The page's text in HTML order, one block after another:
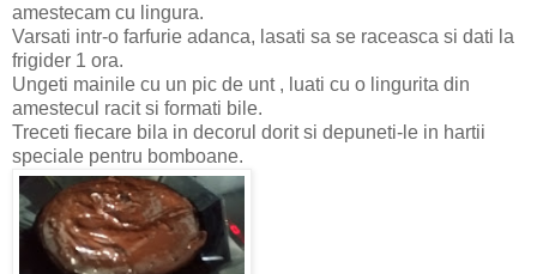
amestecam cu lingura.
Varsati intr-o farfurie adanca, lasati sa se raceasca si dati la
frigider 1 ora.
Ungeti mainile cu un pic de unt , luati cu o lingurita din
amestecul racit si formati bile.
Treceti fiecare bila in decorul dorit si depuneti-le in hartii
speciale pentru bomboane.